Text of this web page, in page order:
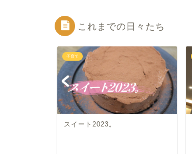
これまでの日々たち
子育て
スイート2023。